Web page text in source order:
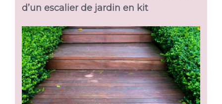
d’un escalier de jardin en kit